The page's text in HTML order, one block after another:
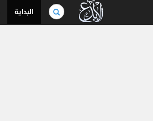
بحث
في
الموسوعة..
البداية